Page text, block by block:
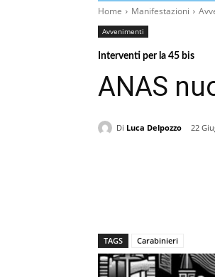
Home Manifestazioni
Avvenimenti
Interventi per la 45 bis
ANAS
Di Luca Delpozzo
22
TAGS Carabinieri